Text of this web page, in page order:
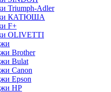
Triumph-Adler
КАТЮША
F+
OLIVETTI
Brother
Bulat
Canon
Epson
HP